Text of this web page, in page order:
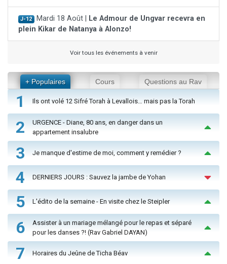
J-12 Mardi 18 Août |
Le Admour de Ungvar recevra en
plein Kikar de Natanya à Alonzo!
Voir tous les événements à venir
+ Populaires Cours Questions au Rav
1 Ils ont volé 12 Sifré Torah à Levallois… mais pas la Torah
2
URGENCE - Diane, 80 ans, en danger dans un
appartement insalubre
3 Je manque d'estime de moi, comment y remédier ?
4 DERNIERS JOURS : Sauvez la jambe de Yohan
5 L'édito de la semaine - En visite chez le Steipler
6
Assister à un mariage mélangé pour le repas et séparé
pour les danses ?! (Rav Gabriel DAYAN)
7 Horaires du Jeûne de Ticha Béav